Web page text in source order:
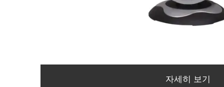
자세히 보기